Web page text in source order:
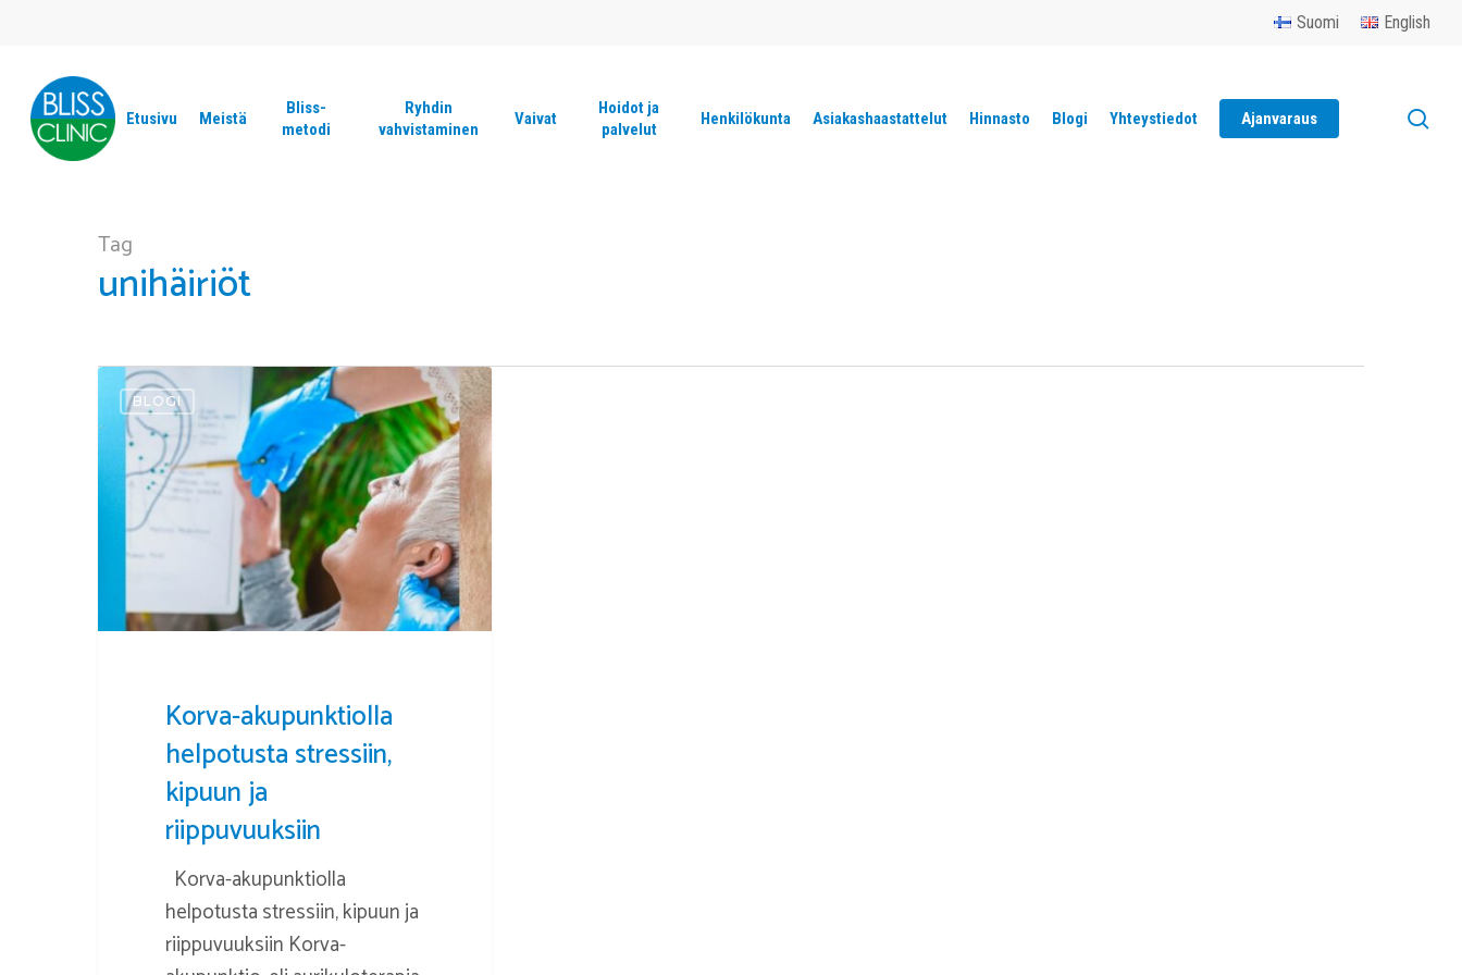
content
Suomi English
Etusivu Meistä
Bliss-
metodi
Ryhdin
vahvistaminen
Vaivat
Hoidot ja
palvelut
Henkilökunta Asiakashaastattelut Hinnasto Blogi Yhteystiedot Ajanvaraus
Tag
unihäiriöt
Korva-
akupunktiolla
helpotusta
stressiin,
kipuun
BLOGI
Korva-akupunktiolla
helpotusta stressiin,
kipuun ja
riippuvuuksiin
Korva-akupunktiolla
helpotusta stressiin, kipuun ja
riippuvuuksiin Korva-
Menu